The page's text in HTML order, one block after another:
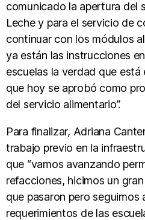
comunicado la apertura del
Leche y para el servicio de
continuar con los módulos
ya están las instrucciones
escuelas la verdad que
que hoy se aprobó como
del servicio alimentario”.
Para finalizar, Adriana
trabajo previo en la
que “vamos avanzando
refacciones, hicimos un
que pasaron pero seguimos
requerimientos de las